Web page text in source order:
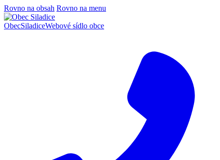
Rovno na obsah Rovno na menu
ObecSiladiceWebové sídlo obce